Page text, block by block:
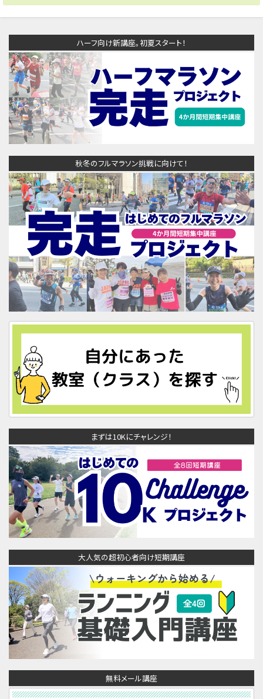
ハーフ向け新講座。初夏スタート！
秋冬のフルマラソン挑戦に向けて！
まずは10Kにチャレンジ！
大人気の超初心者向け短期講座
無料メール講座